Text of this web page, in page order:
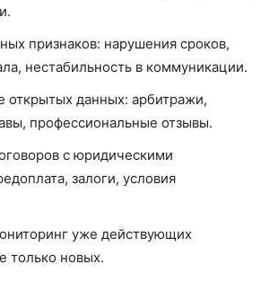
признаков: нарушения сроков,
нестабильность в коммуникации.
открытых данных: арбитражи,
профессиональные отзывы.
с юридическими
залоги, условия
уже действующих
только новых.